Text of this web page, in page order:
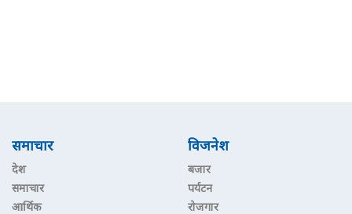
समाचार
देश
समाचार
आर्थिक
विजनेश
बजार
पर्यटन
रोजगार